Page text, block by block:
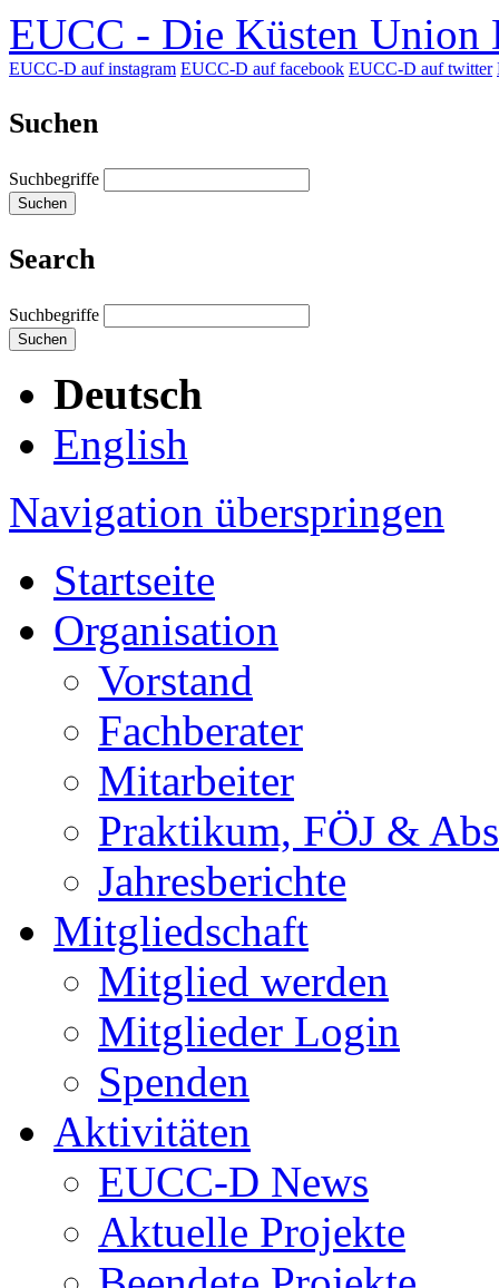
EUCC - Die Küsten Union
EUCC-D auf instagram EUCC-D auf facebook EUCC-D auf twitter
Suchen
Suchbegriffe
Suchen
Search
Suchbegriffe
Suchen
Deutsch
English
Navigation überspringen
Startseite
Organisation
Vorstand
Fachberater
Mitarbeiter
Praktikum, FÖJ &
Jahresberichte
Mitgliedschaft
Mitglied werden
Mitglieder Login
Spenden
Aktivitäten
EUCC-D News
Aktuelle Projekte